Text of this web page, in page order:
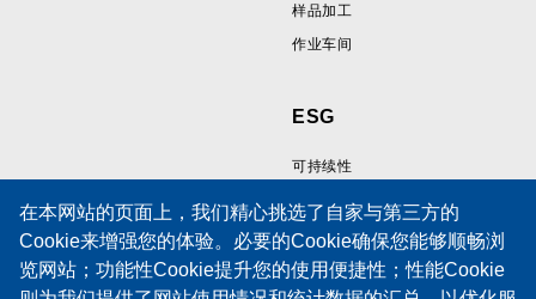
在本网站的页面上，我们精心挑选了自家与第三方的
Cookie来增强您的体验。必要的Cookie确保您能够顺畅浏
览网站；功能性Cookie提升您的使用便捷性；性能Cookie
样品加工
作业车间
ESG
可持续性
资源 支持